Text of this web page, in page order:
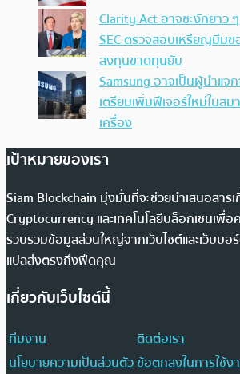
Clarity Act อาจชะงักยาว
SEC ตรวจสอบเหรียญมีม
ลงทุนขาดทุนยับ
Samsung อาจเป็นผู้นำแจ
เตรียมเพิ่มฟีเจอร์ใหม่ในส
เครื่อง
เป้าหมายของเรา
Siam Blockchain มุ่งมั่นที่จะช่วยนำเสนอสาร
Cryptocurrency และเทคโนโลยีบล็อกเชนเพื่อ
รวบรวมข้อมูลส่วนใหญ่จากเว็บไซต์และเว็บบอ
แปลส่งตรงถึงฟีดคุณ
เกี่ยวกับเว็บไซต์นี้
ทีมงาน
ติดต่อเรา
นโยบายความเป็นส่วนตัวข้อตกลงในการใช้ง